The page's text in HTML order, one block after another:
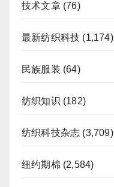
技术文章(76)
最新纺织科技 (1,174)
民族服装 (64)
纺织知识 (182)
纺织科技杂志 (3,709)
纽约期棉 (2,584)